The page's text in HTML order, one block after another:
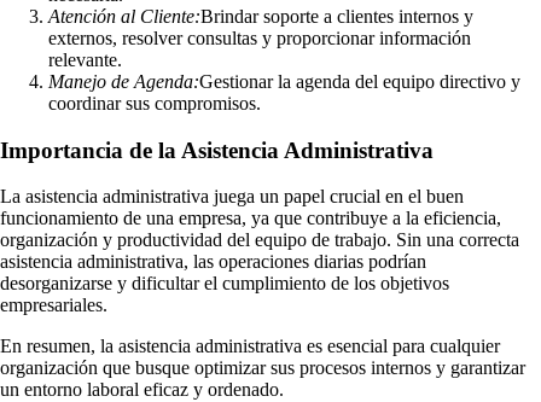
Atención al Cliente:Brindar soporte a clientes internos y
externos, resolver consultas y proporcionar información
relevante.
Manejo de Agenda:Gestionar la agenda del equipo directivo y
coordinar sus compromisos.
Importancia de la Asistencia Administrativa
La asistencia administrativa juega un papel crucial en el buen
funcionamiento de una empresa, ya que contribuye a la eficiencia,
organización y productividad del equipo de trabajo. Sin una correcta
asistencia administrativa, las operaciones diarias podrían
desorganizarse y dificultar el cumplimiento de los objetivos
empresariales.
En resumen, la asistencia administrativa es esencial para cualquier
organización que busque optimizar sus procesos internos y garantizar
un entorno laboral eficaz y ordenado.